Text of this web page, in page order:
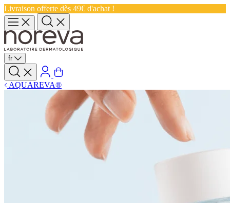
Livraison offerte dès 49€ d'achat !
fr
AQUAREVA®